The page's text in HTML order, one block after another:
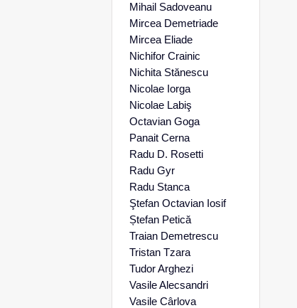
Mihail Sadoveanu
Mircea Demetriade
Mircea Eliade
Nichifor Crainic
Nichita Stănescu
Nicolae Iorga
Nicolae Labiş
Octavian Goga
Panait Cerna
Radu D. Rosetti
Radu Gyr
Radu Stanca
Ştefan Octavian Iosif
Ștefan Petică
Traian Demetrescu
Tristan Tzara
Tudor Arghezi
Vasile Alecsandri
Vasile Cârlova